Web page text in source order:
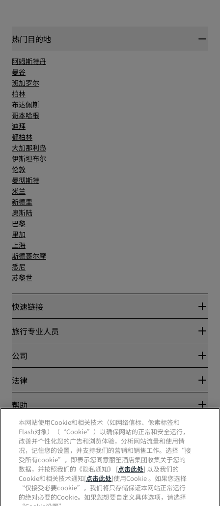
热门目的地
阿姆斯特丹
曼谷
班加罗尔
柏林
布达佩斯
哥本哈根
迪拜
都柏林
大加那利岛
伊斯坦布尔
伦敦
曼彻斯特
米兰
新德里
奥斯陆
巴黎
里加
上海
斯德哥尔摩
悉尼
苏黎世
快速链接
丽赏会
Blog
目的地
丽笙酒店集团APP
体育认证酒店
家庭友好型酒店
旅行专业人员
合作伙伴
公司
丽笙酒店集团
工作机会 RHG
工作机会 PPHE
工作机会 EHL
The Club by RHG
发展机会
责任经营
采购
法律
隐私中心
丽赏会条款和条件
网站使用协议
数字无障碍
现代奴隶制声明
帮助
消费者警示
联系方式
常见问题
网站地图
社交媒体
丽笙酒店集团品牌
本网站使用Cookie和相关技术（如网络信标、像素标签和
Flash对象）（“Cookie”）以确保网站的正常和安全运行，
改善并个性化您的广告和浏览体验，分析网站流量和使用情
况，记住您的设置，并支持我们的营销和销售工作。选择“接
受所有cookie”，即表示您同意丽笙酒店集团收集关于您的
数据，并按照我们的《隐私通知》 [点击此处] 以及我们的
Cookie和相关技术通知[点击此处]使用Cookie 。如果您选择
“仅接受必要cookie”，我们将只存储保证本网站正常运行
的绝对必要的Cookie。如果您想要自定义具体选项，请选择